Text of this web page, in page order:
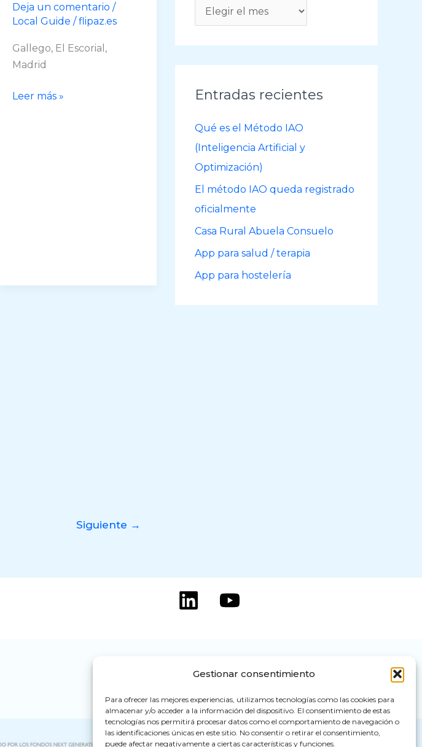
Gestionar consentimiento
Para ofrecer las mejores experiencias, utilizamos tecnologías como las cookies para
almacenar y/o acceder a la información del dispositivo. El consentimiento de estas
tecnologías nos permitirá procesar datos como el comportamiento de navegación o
las identificaciones únicas en este sitio. No consentir o retirar el consentimiento,
puede afectar negativamente a ciertas características y funciones.
Deja un comentario /
Local Guide /flipaz.es
Gallego, El Escorial,
Madrid
Desayunando
Leer más »
Siguiente →
r
c
h
o
s
Entradas recientes
Qué es el Método IAO
(Inteligencia Artificial y
Optimización)
El método IAO queda registrado
oficialmente
Casa Rural Abuela Consuelo
App para salud / terapia
App para hostelería
Powered by flipaz.es